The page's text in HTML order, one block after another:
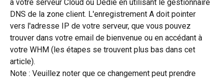
à votre serveur Cloud ou Dédié en utilisant le gestionnaire
DNS de la zone client. L'enregistrement A doit pointer
vers l'adresse IP de votre serveur, que vous pouvez
trouver dans votre email de bienvenue ou en accédant à
votre WHM (les étapes se trouvent plus bas dans cet
article).
Note : Veuillez noter que ce changement peut prendre